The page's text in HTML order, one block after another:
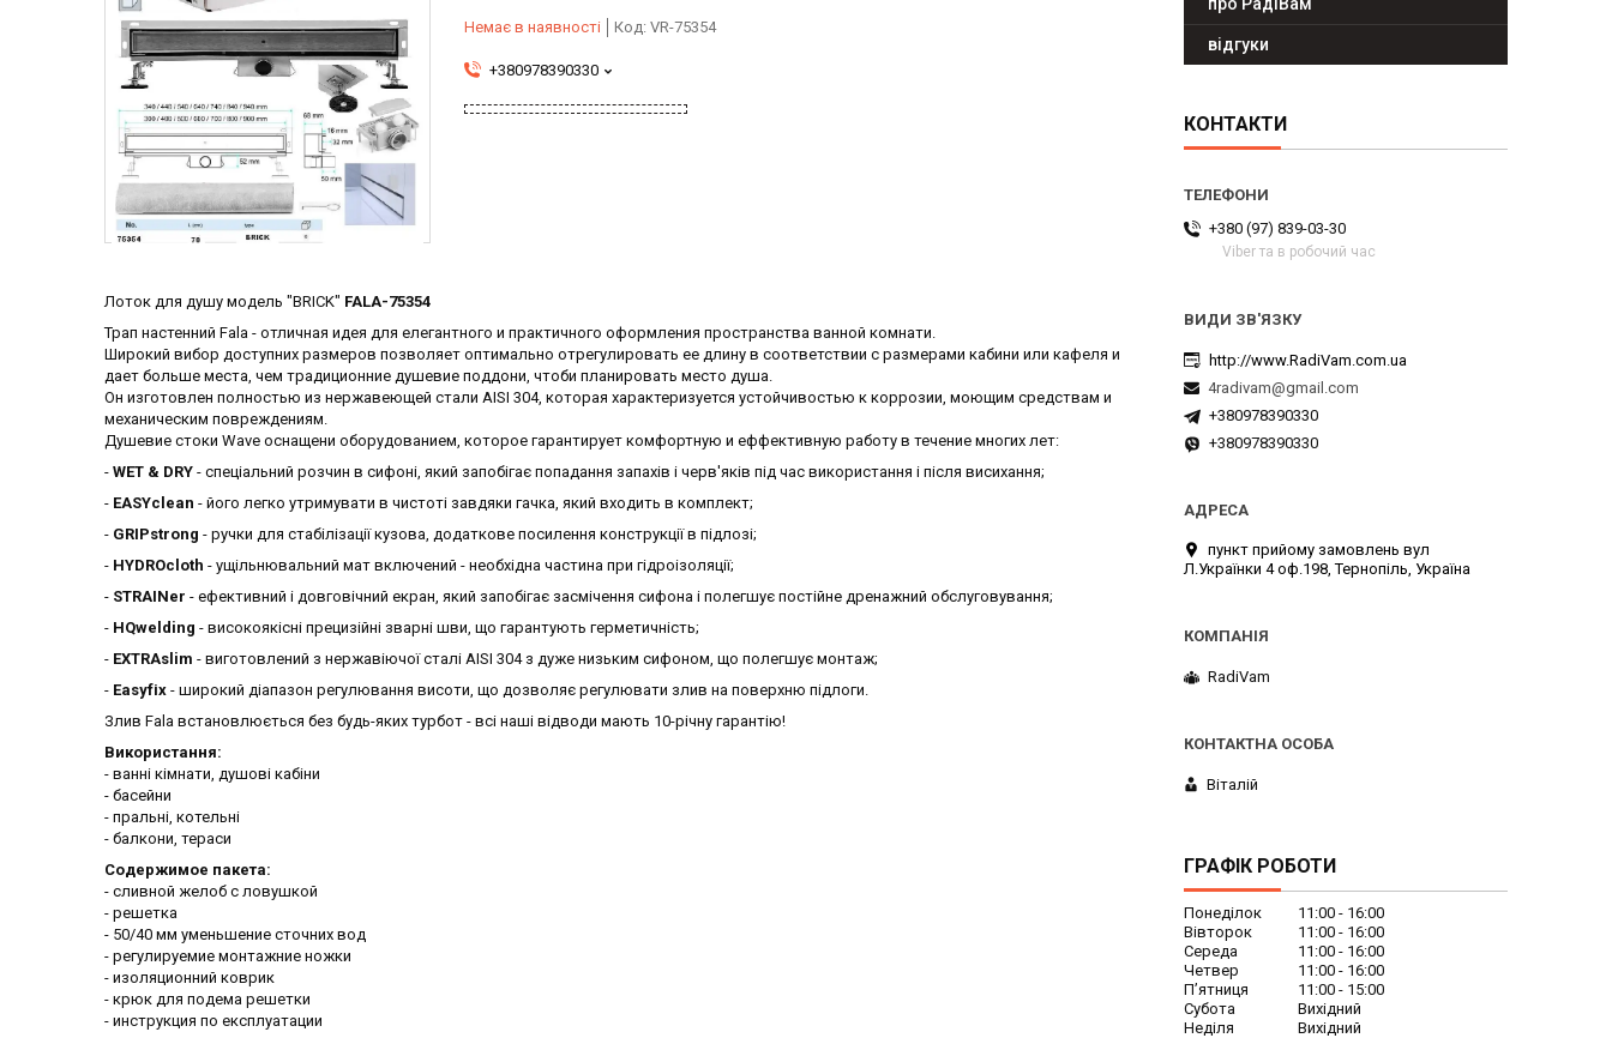
Немає в наявності Код: VR-75354
+380978390330
Лоток для душу модель "BRICK" FALA-75354
Трап настенний Fala - отличная идея для елегантного и практичного оформления пространства ванной комнати.
Широкий вибор доступних размеров позволяет оптимально отрегулировать ее длину в соответствии с размерами кабини или кафеля и
дает больше места, чем традиционние душевие поддони, чтоби планировать место душа.
Он изготовлен полностью из нержавеющей стали AISI 304, которая характеризуется устойчивостью к коррозии, моющим средствам и
механическим повреждениям.
Душевие стоки Wave оснащени оборудованием, которое гарантирует комфортную и еффективную работу в течение многих лет:
- WET & DRY - спеціальний розчин в сифоні, який запобігає попадання запахів і черв'яків під час використання і після висихання;
- EASYclean - його легко утримувати в чистоті завдяки гачка, який входить в комплект;
- GRIPstrong - ручки для стабілізації кузова, додаткове посилення конструкції в підлозі;
- HYDROcloth - ущільнювальний мат включений - необхідна частина при гідроізоляції;
- STRAINer - ефективний і довговічний екран, який запобігає засмічення сифона і полегшує постійне дренажний обслуговування;
- HQwelding - високоякісні прецизійні зварні шви, що гарантують герметичність;
- EXTRAslim - виготовлений з нержавіючої сталі AISI 304 з дуже низьким сифоном, що полегшує монтаж;
- Easyfіx - широкий діапазон регулювання висоти, що дозволяє регулювати злив на поверхню підлоги.
Злив Fala встановлюється без будь-яких турбот - всі наші відводи мають 10-річну гарантію!
Використання:
- ванні кімнати, душові кабіни
- басейни
- пральні, котельні
- балкони, тераси
Содержимое пакета:
- сливной желоб с ловушкой
- решетка
- 50/40 мм уменьшение сточних вод
- регулируемие монтажние ножки
- изоляционний коврик
- крюк для подема решетки
- инструкция по експлуатации
про РадіВам
відгуки
КОНТАКТИ
+380 (97) 839-03-30
Viber та в робочий час
http://www.RadiVam.com.ua
4radivam@gmail.com
+380978390330
+380978390330
пункт прийому замовлень вул
Л.Українки 4 оф.198, Тернопіль, Україна
RadiVam
Віталій
ГРАФІК РОБОТИ
Понеділок 11:00
16:00
Вівторок
11:00
16:00
Середа
11:00
16:00
Четвер
11:00
16:00
Пʼятниця
11:00
15:00
Субота
Вихідний
Неділя
Вихідний